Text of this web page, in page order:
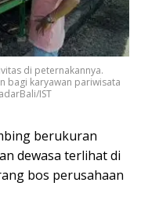
di peternakannya.
bagi karyawan pariwisata
IST
berukuran
dewasa terlihat di
bos perusahaan